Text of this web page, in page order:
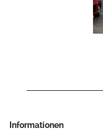
Informationen